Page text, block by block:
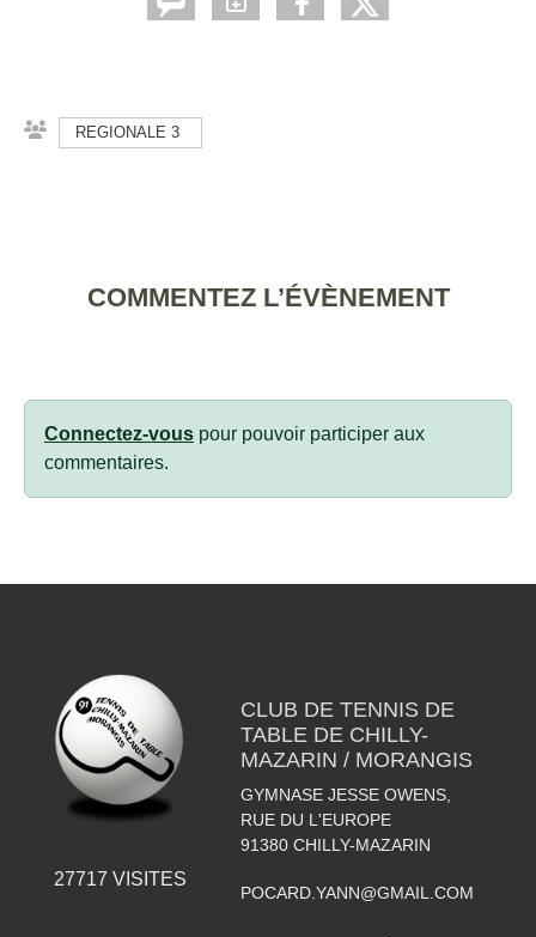
REGIONALE 3
COMMENTEZ L’ÉVÈNEMENT
Connectez-vous pour pouvoir participer aux
commentaires.
27717 VISITES
CLUB DE TENNIS DE
TABLE DE CHILLY-
MAZARIN / MORANGIS
GYMNASE JESSE OWENS,
RUE DU L'EUROPE
91380 CHILLY-MAZARIN
POCARD.YANN@GMAIL.COM